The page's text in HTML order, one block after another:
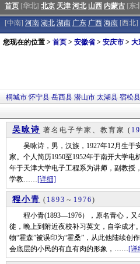
首页 [华北] 北京 天津 河北 山西 内蒙古 [东
[中南] 河南 湖北 湖南 广东 广西 海南 [西北]
您现在的位置 > 首页 > 安徽省> 安庆市 > 大
桐城市 怀宁县 岳西县 潜山市 太湖县 宿松县
吴咏诗 著名电子学家、教育家 (
吴咏诗，男，汉族，1927年12月生于
家。个人简历1950至1952年于南开大学电
年于天津大学电子工程系为讲师，副教授
学教……[详细]
程小青 ( 1893 ～ 1976)
程小青(1893—1976），原名青心，又
徒，晚上到附近夜校补习英文，自学成才
物“霍森”被误印为“霍桑”，从此他陆续创
会底层的小民的有血有肉的形象，……[详